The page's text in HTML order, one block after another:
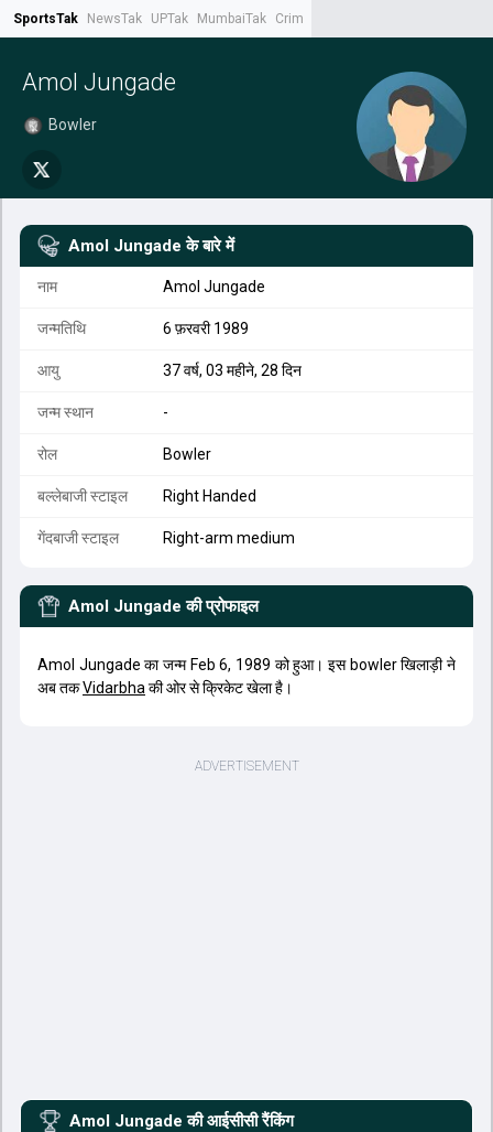
SportsTak NewsTak UPTak MumbaiTak CrimeTak
Amol Jungade
Bowler
Amol Jungade के बारे में
नाम Amol Jungade
जन्मतिथि 6 फ़रवरी 1989
आयु 37 वर्ष, 03 महीने, 28 दिन
जन्म स्थान -
रोल Bowler
बल्लेबाजी स्टाइल Right Handed
गेंदबाजी स्टाइल Right-arm medium
Amol Jungade की प्रोफाइल
Amol Jungade का जन्म Feb 6, 1989 को हुआ। इस bowler खिलाड़ी ने
अब तकVidarbha की ओर से क्रिकेट खेला है।
Amol Jungade की आईसीसी रैंकिंग